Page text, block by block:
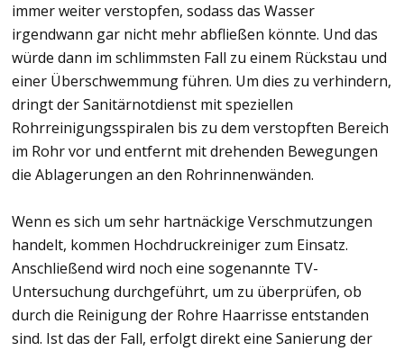
immer weiter verstopfen, sodass das Wasser
irgendwann gar nicht mehr abfließen könnte. Und das
würde dann im schlimmsten Fall zu einem Rückstau und
einer Überschwemmung führen. Um dies zu verhindern,
dringt der Sanitärnotdienst mit speziellen
Rohrreinigungsspiralen bis zu dem verstopften Bereich
im Rohr vor und entfernt mit drehenden Bewegungen
die Ablagerungen an den Rohrinnenwänden.
Wenn es sich um sehr hartnäckige Verschmutzungen
handelt, kommen Hochdruckreiniger zum Einsatz.
Anschließend wird noch eine sogenannte TV-
Untersuchung durchgeführt, um zu überprüfen, ob
durch die Reinigung der Rohre Haarrisse entstanden
sind. Ist das der Fall, erfolgt direkt eine Sanierung der